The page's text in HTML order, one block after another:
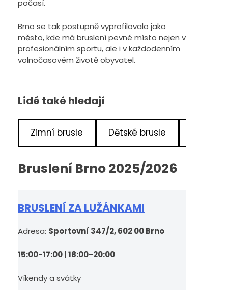
počasí.
Brno se tak postupně vyprofilovalo jako
město, kde má bruslení pevné místo nejen v
profesionálním sportu, ale i v každodenním
volnočasovém životě obyvatel.
Lidé také hledají
Zimní brusle Dětské brusle
Bruslení Brno 2025/2026
BRUSLENÍ ZA LUŽÁNKAMI
Adresa: Sportovní 347/2, 602 00 Brno
15:00-17:00 | 18:00-20:00
Víkendy a svátky